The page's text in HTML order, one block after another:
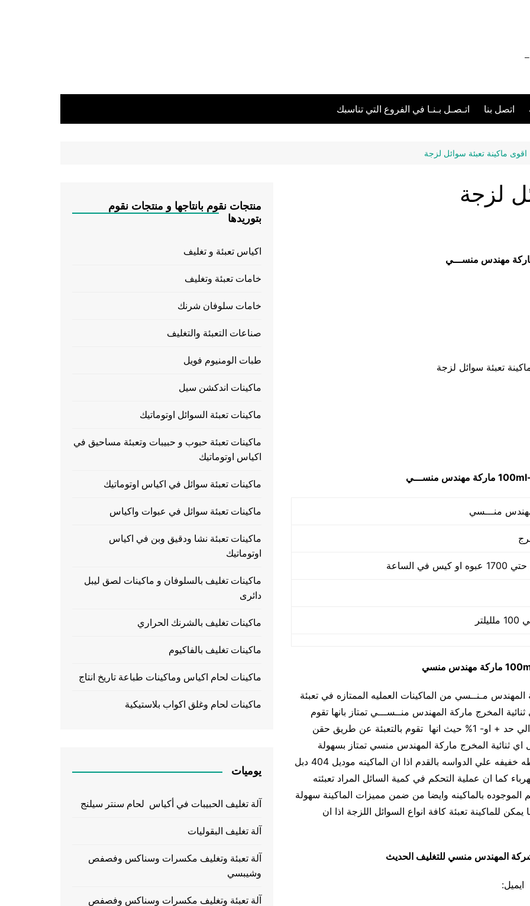
التغليف 01211116954 – 01211116955 – 01211116956 –
اتصل بنا اتـصـل بـنـا في الفروع التي تناسبك
اقوى ماكينة تعبئة سوائل لزجة
لزجة
مهندس منســـي
تعبئة سوائل لزجة
ماركة مهندس منســـي
ماركة مهندس منسي
المخرج ماركة المهندس مـنــسي من الماكينات العمليه الممتازه في تعبئة
اذ ان هذه الماكينة موديل 404 دبل اي ثنائية المخرج ماركة المهندس منــســـي تمتاز بانها تقوم
بالتعبئه المحكمه حيث ان عملية التعبئة تكون محكمة الي حد + او- 1% حيث انها تقوم بالتعبئة عن طريق حقن
في العبوه كما ان هذه الماكينه موديل 404 دبل اي ثنائية المخرج ماركة المهندس منسي تمتاز بسهولة
الاستخدام و عملية التعبئه تتم عن طريق الضغط ضغطه خفيفه علي الدواسه بالقدم اذا ان الماكينه موديل 404 دبل
كما ان عملية التحكم في كمية السائل المراد تعبئته
بالماكينه وايضا من ضمن مميزات الماكينة سهولة
للماكينة تعبئة كافة انواع السوائل اللزجة اذا ان
شركة المهندس منسي للتغليف الحديث
ايميل:
منتجات نقوم بانتاجها و منتجات نقوم
بتوريدها
اكياس تعبئة و تغليف
خامات تعبئة وتغليف
خامات سلوفان شرنك
صناعات التعبئة والتغليف
طبات الومنيوم فويل
ماكينات اندكشن سيل
ماكينات تعبئة السوائل اوتوماتيك
ماكينات تعبئة حبوب و حبيبات وتعبئة مساحيق في
اكياس اوتوماتيك
ماكينات تعبئة سوائل في اكياس اوتوماتيك
ماكينات تعبئة سوائل في عبوات واكياس
ماكينات تعبئة نشا ودقيق وبن في اكياس
اوتوماتيك
ماكينات تغليف بالسلوفان و ماكينات لصق ليبل
دائرى
ماكينات تغليف بالشرنك الحراري
ماكينات تغليف بالفاكيوم
ماكينات لحام اكياس وماكينات طباعة تاريخ انتاج
ماكينات لحام وغلق اكواب بلاستيكية
يوميات
آلة تغليف الحبيبات في أكياس لحام سنتر سيلنج
آلة تغليف البقوليات
آلة تعبئة وتغليف مكسرات وسناكس وفصفص
وشيبسي
آلة تعبئة وتغليف مكسرات وسناكس وفصفص